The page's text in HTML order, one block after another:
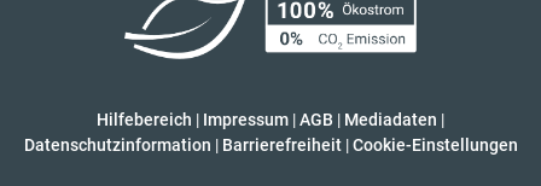
Hilfebereich | Impressum |AGB | Mediadaten |
Datenschutzinformation | Barrierefreiheit | Cookie-Einstellungen